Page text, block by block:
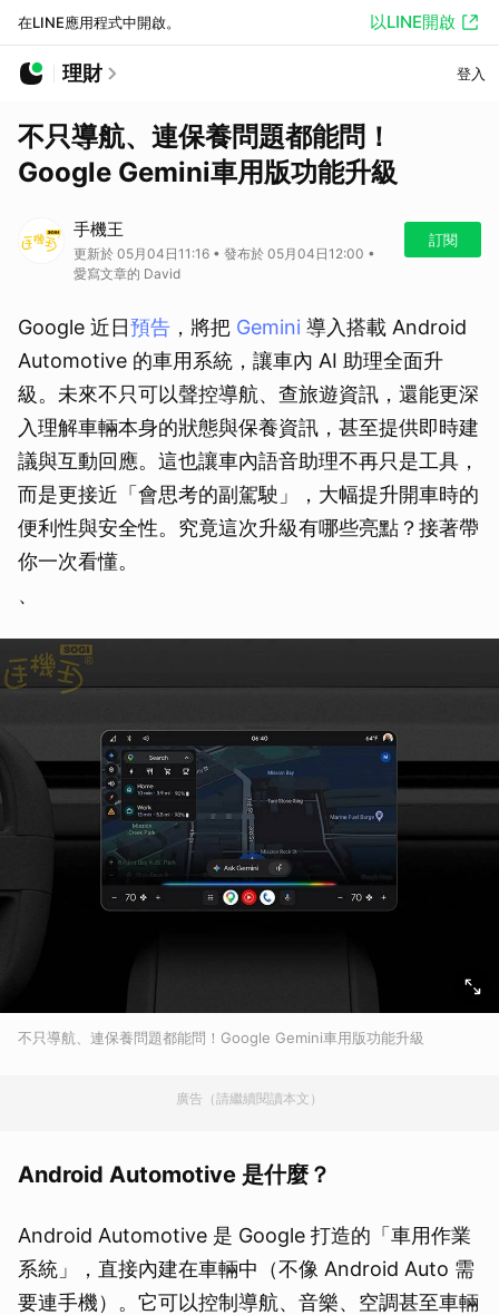
在LINE應用程式中開啟。 以LINE開啟
理財 登入
不只導航、連保養問題都能問！
Google Gemini車用版功能升級
手機王
更新於 05月04日11:16 • 發布於 05月04日12:00 •
愛寫文章的 David
訂閱
Google 近日預告 ，將把 Gemini 導入搭載 Android
Automotive 的車用系統，讓車內 AI 助理全面升
級。未來不只可以聲控導航、查旅遊資訊，還能更深
入理解車輛本身的狀態與保養資訊，甚至提供即時建
議與互動回應。這也讓車內語音助理不再只是工具，
而是更接近「會思考的副駕駛」，大幅提升開車時的
便利性與安全性。究竟這次升級有哪些亮點？接著帶
你一次看懂。
、
不只導航、連保養問題都能問！Google Gemini車用版功能升級
廣告（請繼續閱讀本文）
Android Automotive 是什麼？
Android Automotive 是 Google 打造的「車用作業
系統」，直接內建在車輛中（不像 Android Auto 需
要連手機）。它可以控制導航、音樂、空調甚至車輛